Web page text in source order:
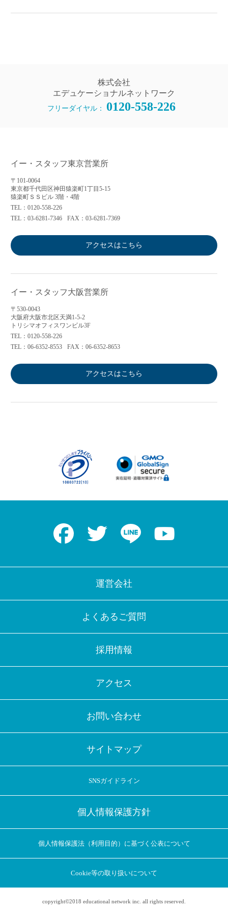
株式会社
エデュケーショナルネットワーク
フリーダイヤル： 0120-558-226
イー・スタッフ東京営業所
〒101-0064
東京都千代田区神田猿楽町1丁目5-15
猿楽町ＳＳビル 3階・4階
TEL：0120-558-226
TEL：03-6281-7346
FAX：03-6281-7369
アクセスはこちら
イー・スタッフ大阪営業所
〒530-0043
大阪府大阪市北区天満1-5-2
トリシマオフィスワンビル3F
TEL：0120-558-226
TEL：06-6352-8553
FAX：06-6352-8653
アクセスはこちら
Facebook Twitter LINE
運営会社
よくあるご質問
採用情報
アクセス
お問い合わせ
サイトマップ
SNSガイドライン
個人情報保護方針
個人情報保護法（利用目的）に基づく公表について
Cookie等の取り扱いについて
copyright©2018 educational network inc. all rights reserved.